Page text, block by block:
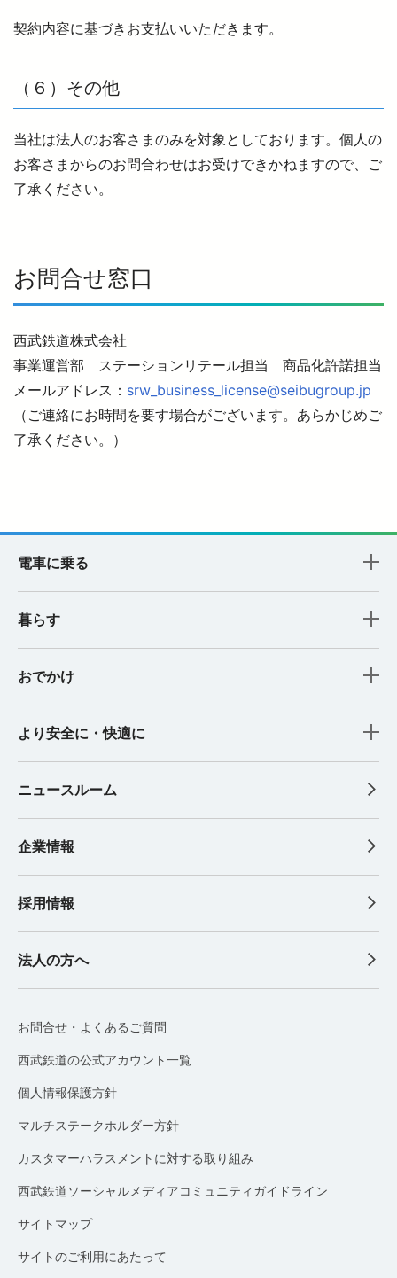
契約内容に基づきお支払いいただきます。
（６）その他
当社は法人のお客さまのみを対象としております。個人の
お客さまからのお問合わせはお受けできかねますので、ご
了承ください。
お問合せ窓口
西武鉄道株式会社
事業運営部 ステーションリテール担当 商品化許諾担当
メールアドレス： srw_business_license@seibugroup.jp
（ご連絡にお時間を要す場合がございます。あらかじめご
了承ください。）
電車に乗る
暮らす
おでかけ
より安全に・快適に
ニュースルーム
企業情報
採用情報
法人の方へ
お問合せ・よくあるご質問
西武鉄道の公式アカウント一覧
個人情報保護方針
マルチステークホルダー方針
カスタマーハラスメントに対する取り組み
西武鉄道ソーシャルメディアコミュニティガイドライン
サイトマップ
サイトのご利用にあたって